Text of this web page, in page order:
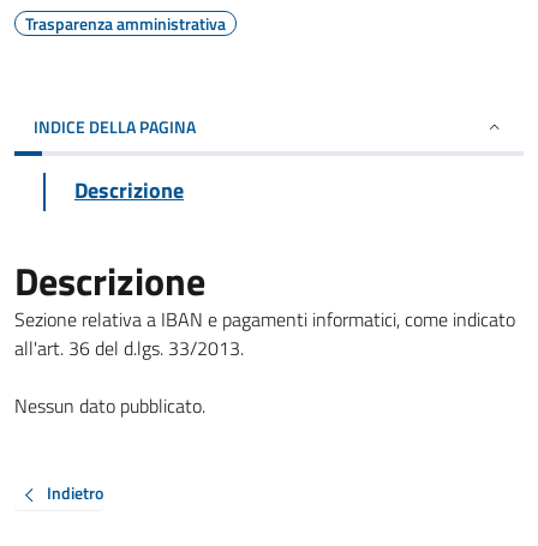
Trasparenza amministrativa
INDICE DELLA PAGINA
Descrizione
Descrizione
Sezione relativa a IBAN e pagamenti informatici, come indicato
all'art. 36 del d.lgs. 33/2013.
Nessun dato pubblicato.
Indietro